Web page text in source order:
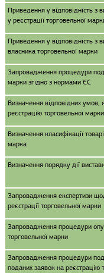
Приведення у відповідність з
у реєстрації торговельної
Приведення у відповідність
власника торговельної марки
Запровадження процедури
марки згідно з нормами ЄС
Визначення відповідних умов,
реєстрацію торговельної
Визначення класифікації
марка
Визначення порядку дії
Запровадження експертизи
реєстрації торговельної марки
Запровадження процедури
торговельної марки
Запровадження процедури
поданих заявок на реєстрацію